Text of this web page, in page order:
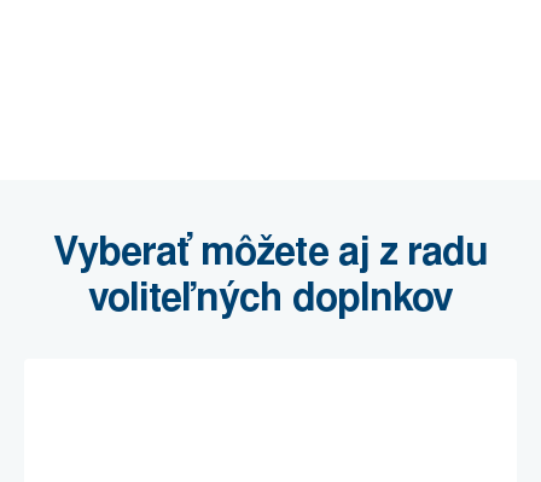
Vyberať môžete aj z radu
voliteľných doplnkov